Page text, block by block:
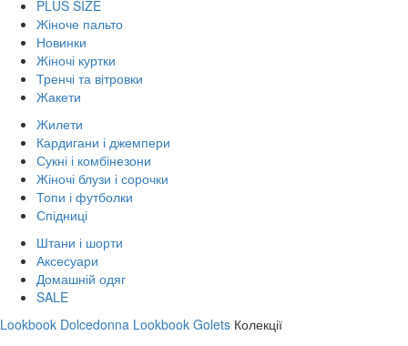
PLUS SIZE
Жіноче пальто
Новинки
Жіночі куртки
Тренчі та вітровки
Жакети
Жилети
Кардигани і джемпери
Сукні і комбінезони
Жіночі блузи і сорочки
Топи і футболки
Спідниці
Штани і шорти
Аксесуари
Домашній одяг
SALE
Lookbook Dolcedonna Lookbook Golets Колекції